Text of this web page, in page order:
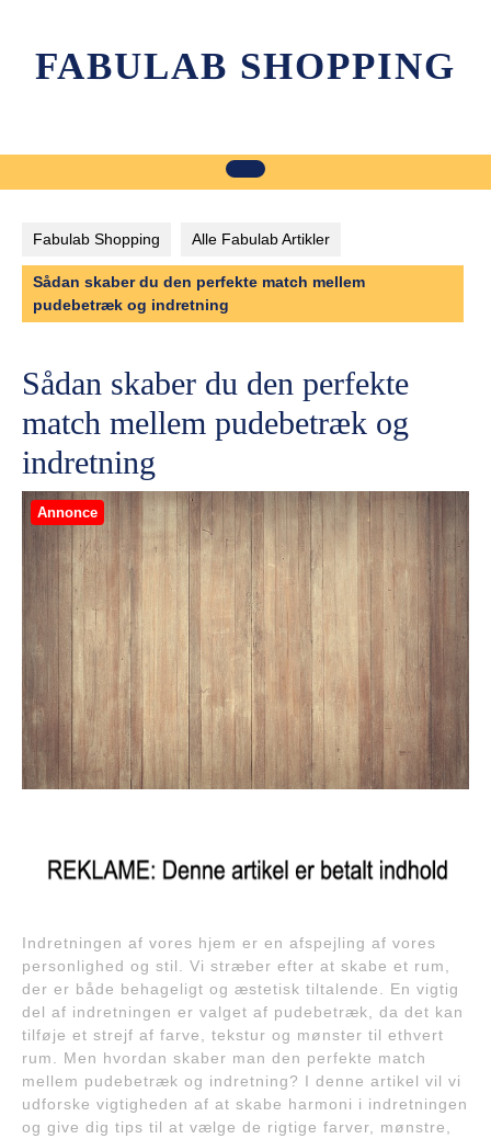
contentFABULAB SHOPPING
Fabulab Shopping Alle Fabulab Artikler
Sådan skaber du den perfekte match mellem
pudebetræk og indretning
Sådan skaber du den perfekte
match mellem pudebetræk og
indretning
Annonce
Indretningen af vores hjem er en afspejling af vores
personlighed og stil. Vi stræber efter at skabe et rum,
der er både behageligt og æstetisk tiltalende. En vigtig
del af indretningen er valget af pudebetræk, da det kan
tilføje et strejf af farve, tekstur og mønster til ethvert
rum. Men hvordan skaber man den perfekte match
mellem pudebetræk og indretning? I denne artikel vil vi
udforske vigtigheden af at skabe harmoni i indretningen
og give dig tips til at vælge de rigtige farver, mønstre,